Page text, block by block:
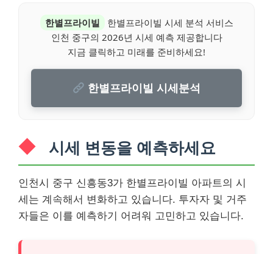
한별프라이빌
한별프라이빌 시세 분석 서비스
인천 중구의 2026년 시세 예측 제공합니다
지금 클릭하고 미래를 준비하세요!
한별프라이빌 시세분석
시세 변동을 예측하세요
인천시 중구 신흥동3가 한별프라이빌 아파트의 시
세는 계속해서 변화하고 있습니다. 투자자 및 거주
자들은 이를 예측하기 어려워 고민하고 있습니다.